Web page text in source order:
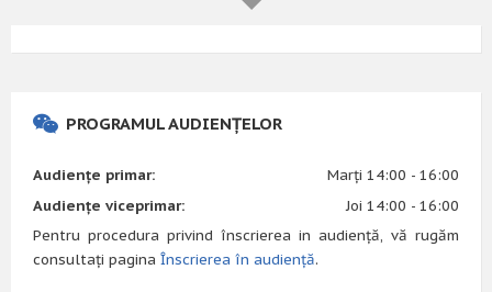
PROGRAMUL AUDIENȚELOR
Audiențe primar:
Marți 14:00 - 16:00
Audiențe viceprimar:
Joi 14:00 - 16:00
Pentru procedura privind înscrierea in audiență, vă rugăm
consultați pagina Înscrierea în audiență.